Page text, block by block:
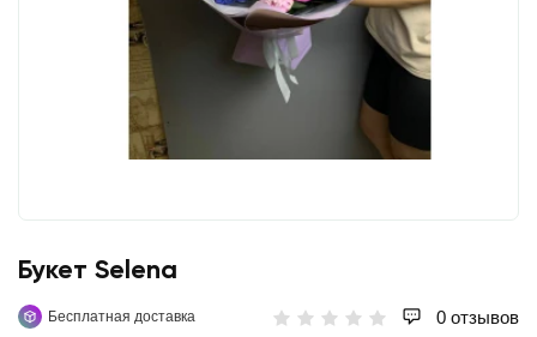
Букет Selena
Бесплатная доставка 0 отзывов